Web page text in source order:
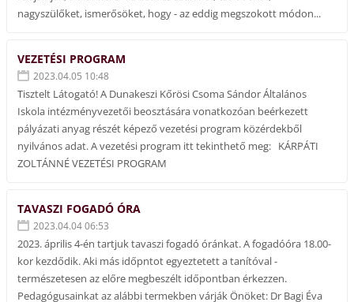
nagyszülőket, ismerősöket, hogy - az eddig megszokott módon...
VEZETÉSI PROGRAM
2023.04.05 10:48
Tisztelt Látogató! A Dunakeszi Kőrösi Csoma Sándor Általános
Iskola intézményvezetői beosztására vonatkozóan beérkezett
pályázati anyag részét képező vezetési program közérdekből
nyilvános adat. A vezetési program itt tekinthető meg: KÁRPÁTI
ZOLTÁNNÉ VEZETÉSI PROGRAM
TAVASZI FOGADÓ ÓRA
2023.04.04 06:53
2023. április 4-én tartjuk tavaszi fogadó óránkat. A fogadóóra 18.00-
kor kezdődik. Aki más időpntot egyeztetett a tanítóval -
természetesen az előre megbeszélt időpontban érkezzen.
Pedagógusainkat az alábbi termekben várják Önöket: Dr Bagi Éva